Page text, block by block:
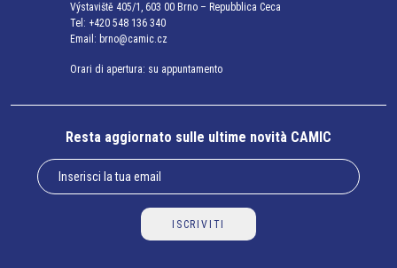
Výstaviště 405/1, 603 00 Brno – Repubblica Ceca
Tel: +420 548 136 340
Email: brno@camic.cz
Orari di apertura: su appuntamento
Resta aggiornato sulle ultime novità CAMIC
ISCRIVITI